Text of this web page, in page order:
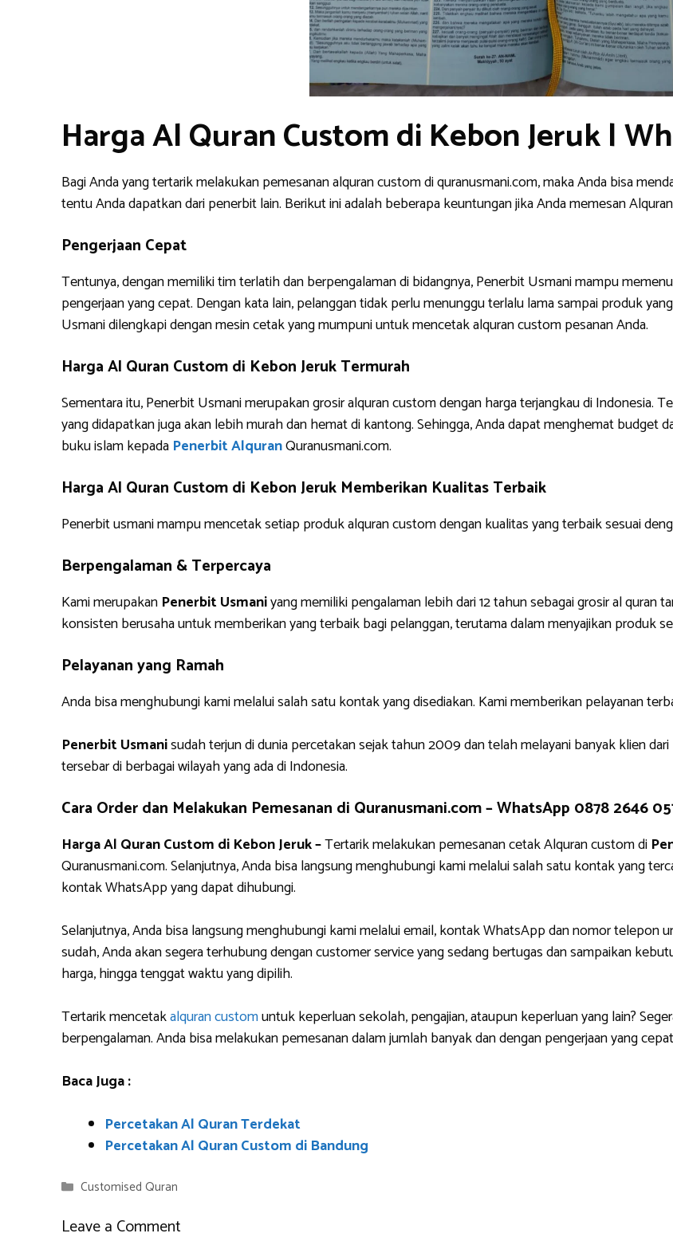
Harga Al Quran Custom di Kebon Jeruk |
Bagi Anda yang tertarik melakukan pemesanan alquran custom di quranusmani.com, maka Anda bisa
tentu Anda dapatkan dari penerbit lain. Berikut ini adalah beberapa keuntungan jika Anda memesan
Pengerjaan Cepat
Tentunya, dengan memiliki tim terlatih dan berpengalaman di bidangnya, Penerbit Usmani mampu
pengerjaan yang cepat. Dengan kata lain, pelanggan tidak perlu menunggu terlalu lama sampai produk
Usmani dilengkapi dengan mesin cetak yang mumpuni untuk mencetak alquran custom pesanan Anda.
Harga Al Quran Custom di Kebon Jeruk Termurah
Sementara itu, Penerbit Usmani merupakan grosir alquran custom dengan harga terjangkau di Indonesia.
yang didapatkan juga akan lebih murah dan hemat di kantong. Sehingga, Anda dapat menghemat budget
buku islam kepada Penerbit AlquranQuranusmani.com.
Harga Al Quran Custom di Kebon Jeruk Memberikan Kualitas Terbaik
Penerbit usmani mampu mencetak setiap produk alquran custom dengan kualitas yang terbaik sesuai
Berpengalaman & Terpercaya
Kami merupakan Penerbit Usmaniyang memiliki pengalaman lebih dari 12 tahun sebagai grosir al quran
konsisten berusaha untuk memberikan yang terbaik bagi pelanggan, terutama dalam menyajikan produk
Pelayanan yang Ramah
Anda bisa menghubungi kami melalui salah satu kontak yang disediakan. Kami memberikan pelayanan
Penerbit Usmanisudah terjun di dunia percetakan sejak tahun 2009 dan telah melayani banyak klien
tersebar di berbagai wilayah yang ada di Indonesia.
Cara Order dan Melakukan Pemesanan di Quranusmani.com –WhatsApp 0878 2646
Harga Al Quran Custom di Kebon Jeruk –Tertarik melakukan pemesanan cetak Alquran custom di
Quranusmani.com. Selanjutnya, Anda bisa langsung menghubungi kami melalui salah satu kontak yang
kontak WhatsApp yang dapat dihubungi.
Selanjutnya, Anda bisa langsung menghubungi kami melalui email, kontak WhatsApp dan nomor telepon
sudah, Anda akan segera terhubung dengan customer service yang sedang bertugas dan sampaikan
harga, hingga tenggat waktu yang dipilih.
Tertarik mencetakalquran customuntuk keperluan sekolah, pengajian, ataupun keperluan yang lain?
berpengalaman. Anda bisa melakukan pemesanan dalam jumlah banyak dan dengan pengerjaan yang
Baca Juga :
Percetakan Al Quran Terdekat
Percetakan Al Quran Custom di Bandung
Categories
Customised Quran
Leave a Comment